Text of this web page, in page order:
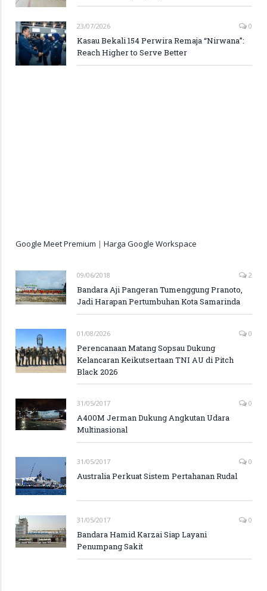
23/07/2026 0
Kasau Bekali 154 Perwira Remaja “Nirwana”:
Reach Higher to Serve Better
Google Meet Premium | Harga Google Workspace
09/06/2018 2
Bandara Aji Pangeran Tumenggung Pranoto,
Jadi Harapan Pertumbuhan Kota Samarinda
01/08/2026 0
Perencanaan Matang Sopsau Dukung
Kelancaran Keikutsertaan TNI AU di Pitch
Black 2026
31/05/2017 0
A400M Jerman Dukung Angkutan Udara
Multinasional
31/05/2017 0
Australia Perkuat Sistem Pertahanan Rudal
31/05/2017 0
Bandara Hamid Karzai Siap Layani
Penumpang Sakit